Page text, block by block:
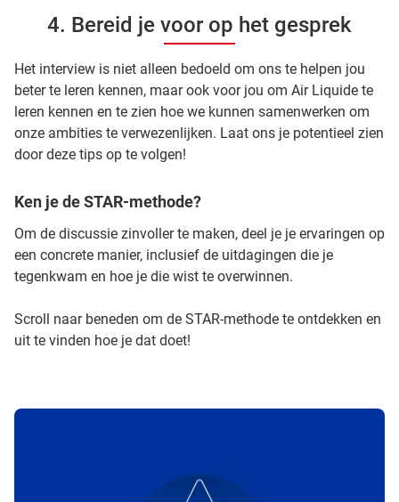
4. Bereid je voor op het gesprek
Het interview is niet alleen bedoeld om ons te helpen jou
beter te leren kennen, maar ook voor jou om Air Liquide te
leren kennen en te zien hoe we kunnen samenwerken om
onze ambities te verwezenlijken. Laat ons je potentieel zien
door deze tips op te volgen!
Ken je de STAR-methode?
Om de discussie zinvoller te maken, deel je je ervaringen op
een concrete manier, inclusief de uitdagingen die je
tegenkwam en hoe je die wist te overwinnen.
Scroll naar beneden om de STAR-methode te ontdekken en
uit te vinden hoe je dat doet!